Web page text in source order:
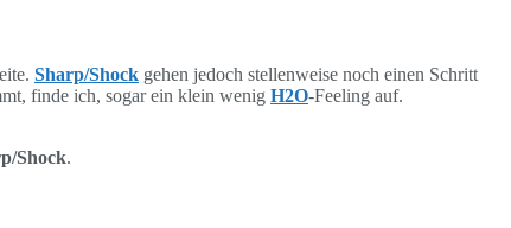
Sharp/Shock gehen jedoch stellenweise noch einen Schritt
finde ich, sogar ein klein wenig H2O-Feeling auf.
Shock.